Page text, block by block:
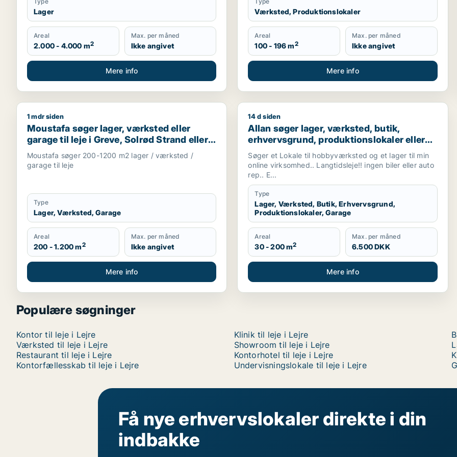
Lager
Areal
2.000 - 4.000 m2
Max. per måned
Ikke angivet
Mere info
Værksted, Produktionslokaler
Areal
100 - 196 m2
Max. per måned
Ikke angivet
Mere info
Moustafa søger lager, værksted eller garage til leje i Greve, Solrød Strand eller Roskilde m.fl.
1 mdr siden
Moustafa søger lager, værksted eller
garage til leje i Greve, Solrød Strand eller
Roskilde m.fl.
Moustafa søger 200-1200 m2 lager / værksted /
garage til leje
Type
Lager, Værksted, Garage
Areal
200 - 1.200 m2
Max. per måned
Ikke angivet
Mere info
Allan søger lager, værksted, butik, erhvervsgrund,
14 d siden
Allan søger lager, værksted, butik,
erhvervsgrund, produktionslokaler eller
garage til leje i Vallensbæk, Ishøj eller
Sorø m.fl.
Søger et Lokale til hobbyværksted og et lager til min
online virksomhed.. Langtidsleje!! ingen biler eller auto
rep.. E...
Type
Lager, Værksted, Butik, Erhvervsgrund,
Produktionslokaler, Garage
Areal
30 - 200 m2
Max. per måned
6.500 DKK
Mere info
Populære søgninger
Kontor til leje i Lejre Klinik til leje i Lejre
Værksted til leje i Lejre
Showroom til leje i Lejre
Restaurant til leje i Lejre
Kontorhotel til leje i Lejre
Kontorfællesskab til leje i Lejre
Undervisningslokale til leje i Lejre
Få nye erhvervslokaler direkte i din
indbakke